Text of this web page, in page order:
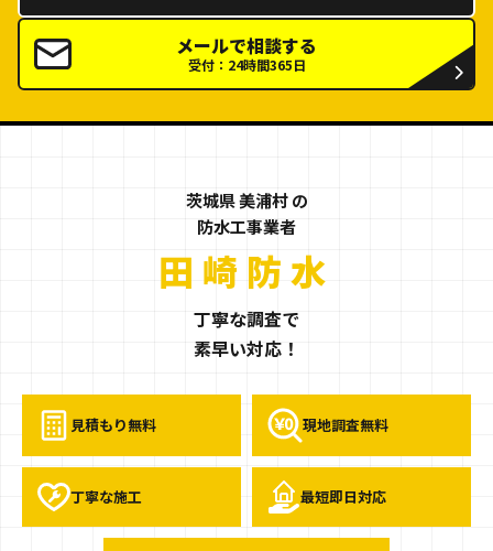
メールで相談する
受付：24時間365日
茨城県 美浦村 の
防水工事業者
茨城県美浦村の
田崎防水
丁寧な調査で
素早い対応！
見積もり無料 現地調査無料
丁寧な施工 最短即日対応